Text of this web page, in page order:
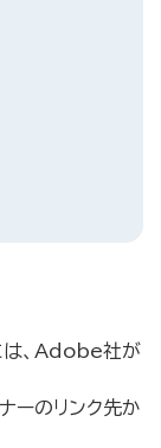
は、Adobe社が
のリンク先か